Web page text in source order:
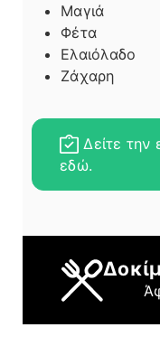
Μαγιά
Φέτα
Ελαιόλαδο
Ζάχαρη
Δείτε την
εδώ.